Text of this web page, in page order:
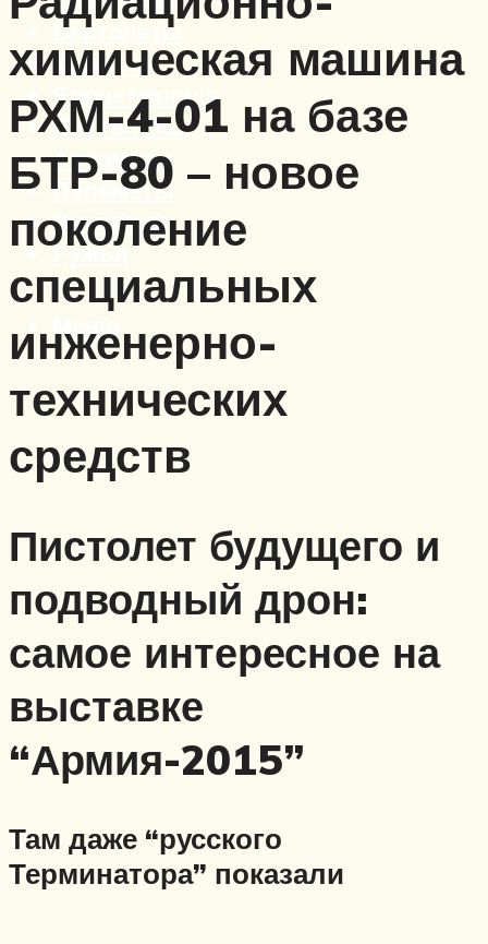
Вертолеты
Корабли
Бронетехника
Пистолеты
Автоматы
Пулеметы
Винтовки
Ружья
Меню
химическая машина
РХМ-4-01 на базе
БТР-80 – новое
поколение
специальных
инженерно-
технических
средств
Пистолет будущего и
подводный дрон:
самое интересное на
выставке
“Армия-2015”
Там даже “русского
Терминатора” показали